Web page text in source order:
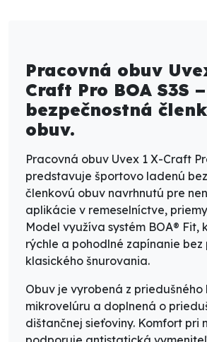
Pracovná obuv
Craft Pro BOA S3S –
bezpečnostná
obuv.
Pracovná obuv Uvex 1 X-Craft
predstavuje športovo ladenú
členkovú obuv navrhnutú pre
aplikácie v remeselníctve,
Model využíva systém BOA® Fit,
rýchle a pohodlné zapínanie
klasického šnurovania.
Obuv je vyrobená z
mikrovelúru a doplnená o
dištančnej sieťoviny. Komfort pri